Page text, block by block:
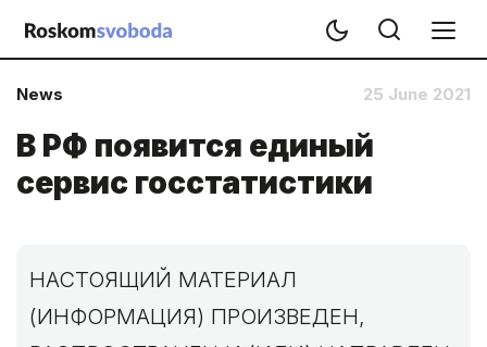
News 25 June 2021
В РФ появится единый
сервис госстатистики
НАСТОЯЩИЙ МАТЕРИАЛ
(ИНФОРМАЦИЯ) ПРОИЗВЕДЕН,